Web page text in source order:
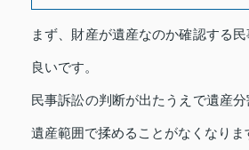
まず、財産が遺産なのか確認する
良いです。
民事訴訟の判断が出たうえで遺産分
遺産範囲で揉めることがなくなりま